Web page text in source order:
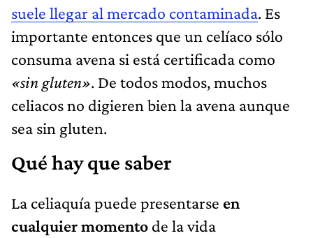
suele llegar al mercado contaminada. Es
importante entonces que un celíaco sólo
consuma avena si está certificada como
«sin gluten». De todos modos, muchos
celiacos no digieren bien la avena aunque
sea sin gluten.
Qué hay que saber
La celiaquía puede presentarse en
cualquier momento de la vida